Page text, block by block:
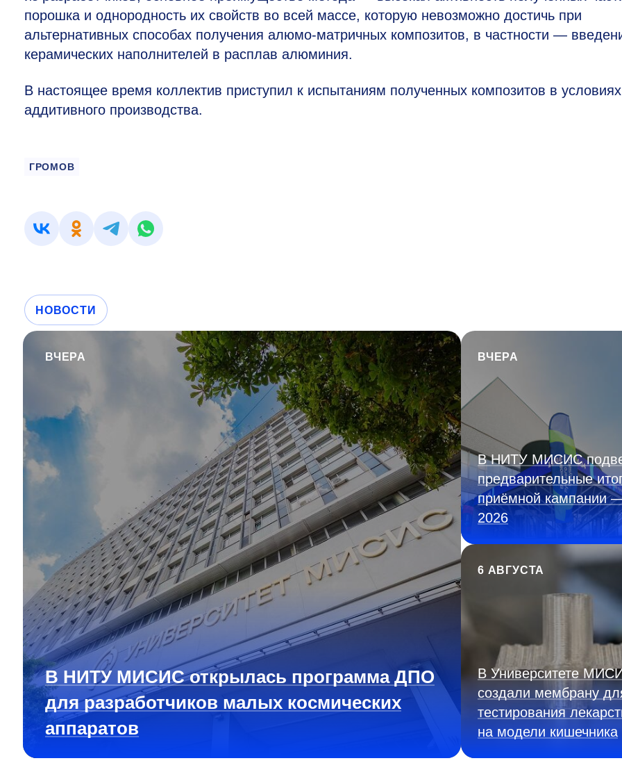
порошка и однородность их свойств во всей массе, которую невозможно достичь при
альтернативных способах получения алюмо-матричных композитов, в частности —
керамических наполнителей в расплав алюминия.
В настоящее время коллектив приступил к испытаниям полученных композитов в условиях
аддитивного производства.
ГРОМОВ
НОВОСТИ
ВЧЕРА
В НИТУ МИСИС открылась программа ДПО
для разработчиков малых космических
аппаратов
ВЧЕРА
В НИТУ МИСИС
предварительные
приёмной кампании
2026
6 АВГУСТА
В Университете
создали мембрану
тестирования
на модели кишечника